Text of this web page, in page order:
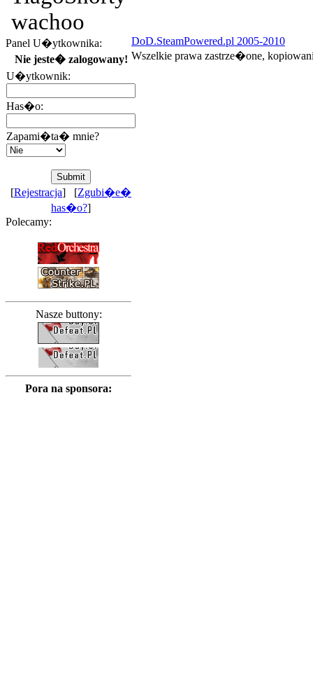
wachoo
Panel U�ytkownika:
Nie jeste� zalogowany!
U�ytkownik:
Has�o:
Zapami�ta� mnie?
[Rejestracja] [Zgubi�e�
has�o?]
Polecamy:
Nasze buttony:
Pora na sponsora:
DoD.SteamPowered.pl 2005-2010
Wszelkie prawa zastrze�one,